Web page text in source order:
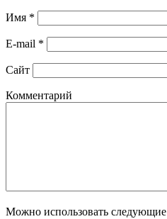
Имя *
E-mail *
Сайт
Комментарий
Можно использовать следующие